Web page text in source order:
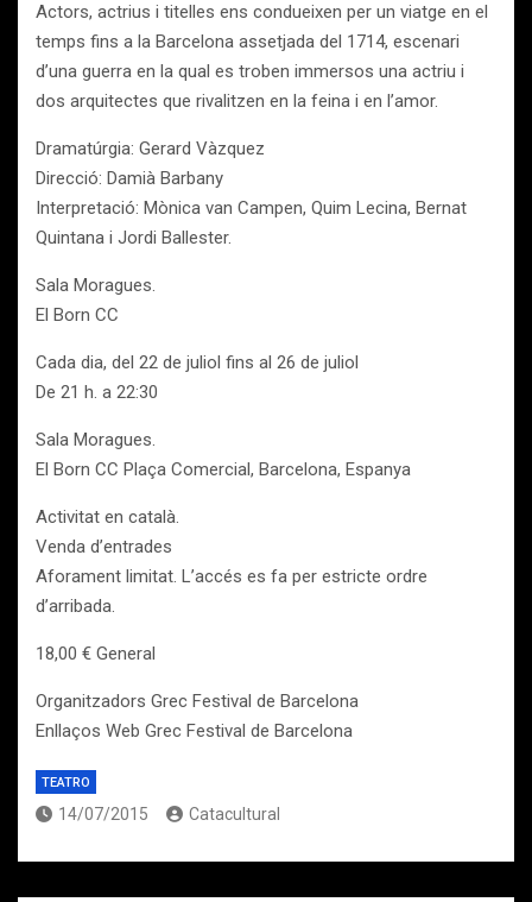
Actors, actrius i titelles ens condueixen per un viatge en el
temps fins a la Barcelona assetjada del 1714, escenari
d’una guerra en la qual es troben immersos una actriu i
dos arquitectes que rivalitzen en la feina i en l’amor.
Dramatúrgia: Gerard Vàzquez
Direcció: Damià Barbany
Interpretació: Mònica van Campen, Quim Lecina, Bernat
Quintana i Jordi Ballester.
Sala Moragues.
El Born CC
Cada dia, del 22 de juliol fins al 26 de juliol
De 21 h. a 22:30
Sala Moragues.
El Born CC Plaça Comercial, Barcelona, Espanya
Activitat en català.
Venda d’entrades
Aforament limitat. L’accés es fa per estricte ordre
d’arribada.
18,00 € General
Organitzadors Grec Festival de Barcelona
Enllaços Web Grec Festival de Barcelona
TEATRO
14/07/2015 Catacultural